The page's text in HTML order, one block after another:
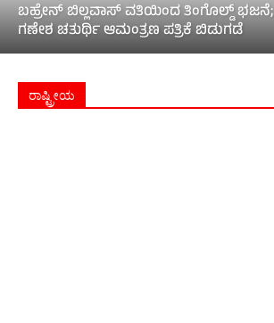
ಬಹ್ರೇನ್ ಬಿಲ್ಲವಾಸ್ ವತಿಯಿಂದ ತಿಂಗೊಲ್ಡ್ ಭಜನೆ;
ಗಣೇಶ ಚತುರ್ಥಿ ಆಮಂತ್ರಣ ಪತ್ರಿಕೆ ಬಿಡುಗಡೆ
ರಾಷ್ಟ್ರೀಯ